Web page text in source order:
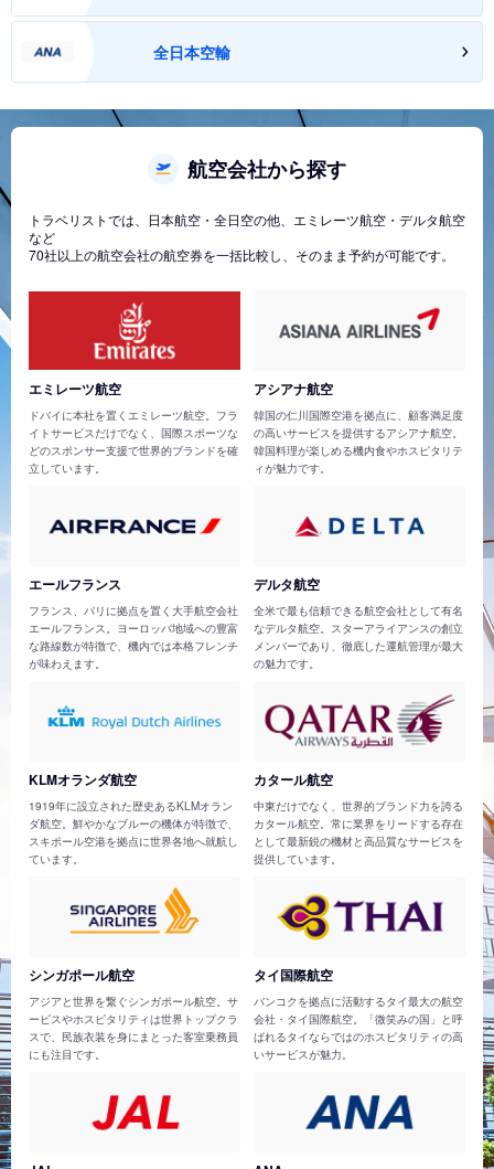
全日本空輸
航空会社から探す
トラベリストでは、日本航空・全日空の他、エミレーツ航空・デルタ航空
など
70社以上の航空会社の航空券を一括比較し、そのまま予約が可能です。
エミレーツ航空
ドバイに本社を置くエミレーツ航空。フラ
イトサービスだけでなく、国際スポーツな
どのスポンサー支援で世界的ブランドを確
立しています。
アシアナ航空
韓国の仁川国際空港を拠点に、顧客満足度
の高いサービスを提供するアシアナ航空。
韓国料理が楽しめる機内食やホスピタリテ
ィが魅力です。
エールフランス
フランス、パリに拠点を置く大手航空会社
エールフランス。ヨーロッパ地域への豊富
な路線数が特徴で、機内では本格フレンチ
が味わえます。
デルタ航空
全米で最も信頼できる航空会社として有名
なデルタ航空。スターアライアンスの創立
メンバーであり、徹底した運航管理が最大
の魅力です。
KLMオランダ航空
1919年に設立された歴史あるKLMオラン
ダ航空。鮮やかなブルーの機体が特徴で、
スキポール空港を拠点に世界各地へ就航し
ています。
カタール航空
中東だけでなく、世界的ブランド力を誇る
カタール航空。常に業界をリードする存在
として最新鋭の機材と高品質なサービスを
提供しています。
シンガポール航空
アジアと世界を繋ぐシンガポール航空。サ
ービスやホスピタリティは世界トップクラ
スで、民族衣装を身にまとった客室乗務員
にも注目です。
タイ国際航空
バンコクを拠点に活動するタイ最大の航空
会社・タイ国際航空。「微笑みの国」と呼
ばれるタイならではのホスピタリティの高
いサービスが魅力。